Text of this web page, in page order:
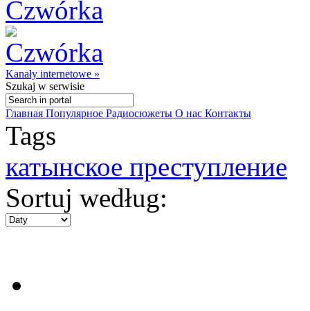
Kanały internetowe »
Szukaj w serwisie
Главная Популярное Радиосюжеты О нас Контакты
Tags
катынское преступление
Sortuj według: